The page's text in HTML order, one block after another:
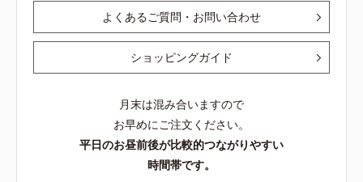
よくあるご質問・お問い合わせ
ショッピングガイド
月末は混み合いますので
お早めにご注文ください。
平日のお昼前後が比較的つながりやすい
時間帯です。